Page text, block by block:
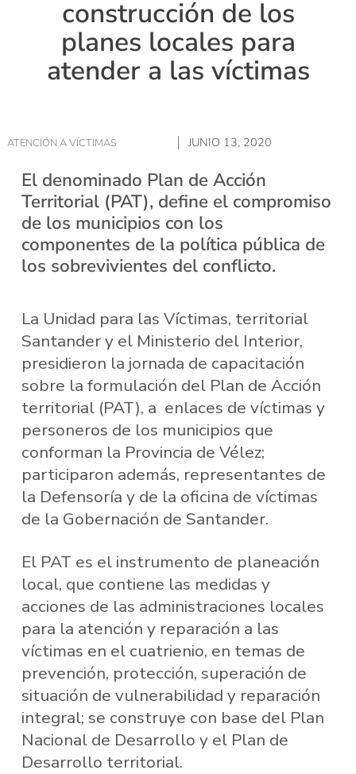
construcción de los
planes locales para
atender a las víctimas
ATENCIÓN A VÍCTIMAS JUNIO 13, 2020
El denominado Plan de Acción
Territorial (PAT), define el compromiso
de los municipios con los
componentes de la política pública de
los sobrevivientes del conflicto.
La Unidad para las Víctimas, territorial
Santander y el Ministerio del Interior,
presidieron la jornada de capacitación
sobre la formulación del Plan de Acción
territorial (PAT), a enlaces de víctimas y
personeros de los municipios que
conforman la Provincia de Vélez;
participaron además, representantes de
la Defensoría y de la oficina de víctimas
de la Gobernación de Santander.
El PAT es el instrumento de planeación
local, que contiene las medidas y
acciones de las administraciones locales
para la atención y reparación a las
víctimas en el cuatrienio, en temas de
prevención, protección, superación de
situación de vulnerabilidad y reparación
integral; se construye con base del Plan
Nacional de Desarrollo y el Plan de
Desarrollo territorial.